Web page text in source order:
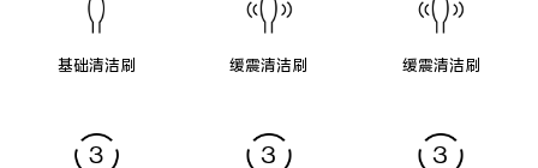
基础清洁刷 缓震清洁刷 缓震清洁刷